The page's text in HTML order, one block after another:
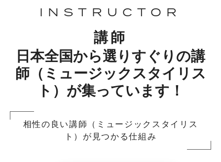
INSTRUCTOR
講師
日本全国から選りすぐりの講
師（ミュージックスタイリス
ト）が集っています！
相性の良い講師（ミュージックスタイリス
ト）が見つかる仕組み